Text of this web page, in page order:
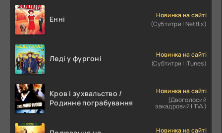
Енні
Новинка на сайті
(Субтитри | Netflix)
Леді у фургоні
Новинка на сайті
(Субтитри | iTunes)
Кров і зухвальство /
Родинне пограбування
Новинка на сайті
(Двоголосий
закадровий | TV4)
Новинка на сайті